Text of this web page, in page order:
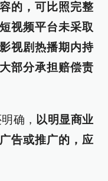
的，可比照完整
视频平台未采取
视剧热播期内持
部分承担赔偿责
确， 以明显商业
告或推广的，应